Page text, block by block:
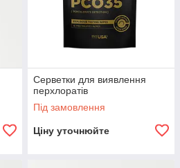
Серветки для виявлення
перхлоратів
Під замовлення
Ціну уточнюйте